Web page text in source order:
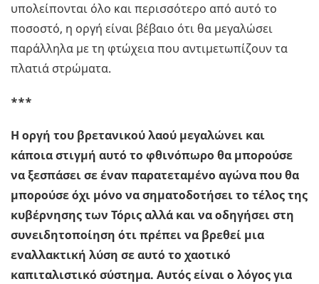
υπολείπονται όλο και περισσότερο από αυτό το
ποσοστό, η οργή είναι βέβαιο ότι θα μεγαλώσει
παράλληλα με τη φτώχεια που αντιμετωπίζουν τα
πλατιά στρώματα.
***
Η οργή του βρετανικού λαού μεγαλώνει και
κάποια στιγμή αυτό το φθινόπωρο θα μπορούσε
να ξεσπάσει σε έναν παρατεταμένο αγώνα που θα
μπορούσε όχι μόνο να σηματοδοτήσει το τέλος της
κυβέρνησης των Τόρις αλλά και να οδηγήσει στη
συνειδητοποίηση ότι πρέπει να βρεθεί μια
εναλλακτική λύση σε αυτό το χαοτικό
καπιταλιστικό σύστημα. Αυτός είναι ο λόγος για